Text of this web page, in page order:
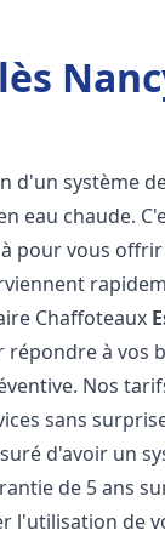
d'un système
eau chaude.
pour vous offrir
Chaffoteaux
à vos
Nos
sans
d'avoir un
de 5 ans
l'utilisation de